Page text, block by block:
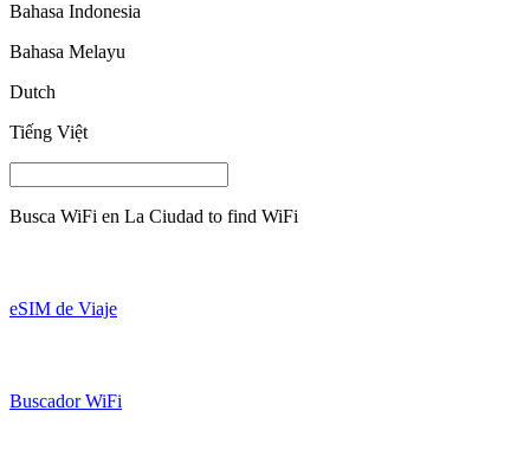
Bahasa Indonesia
Bahasa Melayu
Dutch
Tiếng Việt
Busca WiFi en La Ciudad to find WiFi
eSIM de Viaje
Buscador WiFi